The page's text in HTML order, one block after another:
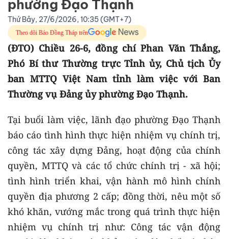
phường Đạo Thạnh
Thứ Bảy, 27/6/2026, 10:35 (GMT+7)
Theo dõi Báo Đồng Tháp trên
(ĐTO) Chiều 26-6, đồng chí Phan Văn Thắng,
Phó Bí thư Thường trực Tỉnh ủy, Chủ tịch Ủy
ban MTTQ Việt Nam tỉnh làm việc với Ban
Thường vụ Đảng ủy phường Đạo Thạnh.
Tại buổi làm việc, lãnh đạo phường Đạo Thạnh
báo cáo tình hình thực hiện nhiệm vụ chính trị,
công tác xây dựng Đảng, hoạt động của chính
quyền, MTTQ và các tổ chức chính trị - xã hội;
tình hình triển khai, vận hành mô hình chính
quyền địa phương 2 cấp; đồng thời, nêu một số
khó khăn, vướng mắc trong quá trình thực hiện
nhiệm vụ chính trị như: Công tác vận động